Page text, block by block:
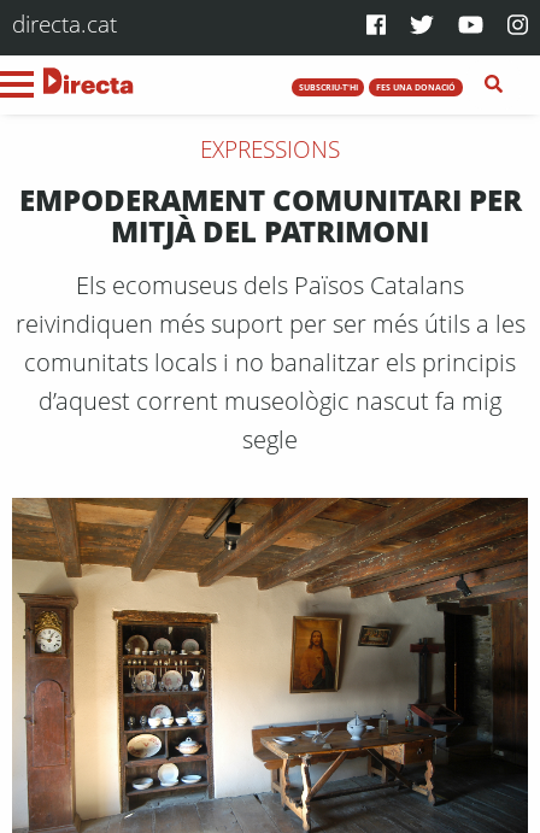
directa.cat
SUBSCRIU-T'HI FES UNA DONACIÓ
EXPRESSIONS
EMPODERAMENT COMUNITARI PER
MITJÀ DEL PATRIMONI
Els ecomuseus dels Països Catalans
reivindiquen més suport per ser més útils a les
comunitats locals i no banalitzar els principis
d’aquest corrent museològic nascut fa mig
segle